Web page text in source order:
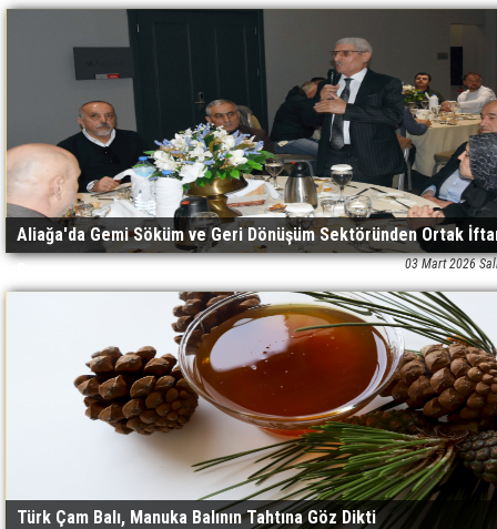
Aliağa'da Gemi Söküm ve Geri Dönüşüm Sektöründen Ortak
03 Mart 2026
Türk Çam Balı, Manuka Balının Tahtına Göz Dikti